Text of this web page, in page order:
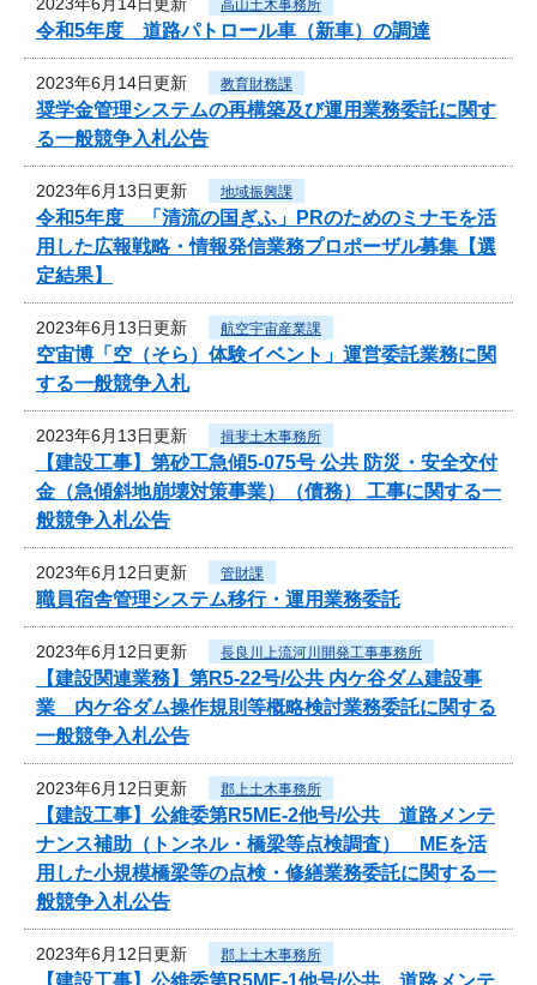
高山土木事務所
令和5年度 道路パトロール車（新車）の調達
2023年6月14日更新 教育財務課
奨学金管理システムの再構築及び運用業務委託に関す
る一般競争入札公告
2023年6月13日更新 地域振興課
令和5年度 「清流の国ぎふ」PRのためのミナモを活
用した広報戦略・情報発信業務プロポーザル募集【選
定結果】
2023年6月13日更新 航空宇宙産業課
空宙博「空（そら）体験イベント」運営委託業務に関
する一般競争入札
2023年6月13日更新 揖斐土木事務所
【建設工事】第砂工急傾5-075号 公共 防災・安全交付
金（急傾斜地崩壊対策事業）（債務） 工事に関する一
般競争入札公告
2023年6月12日更新 管財課
職員宿舎管理システム移行・運用業務委託
2023年6月12日更新 長良川上流河川開発工事事務所
【建設関連業務】第R5-22号/公共 内ケ谷ダム建設事
業 内ケ谷ダム操作規則等概略検討業務委託に関する
一般競争入札公告
2023年6月12日更新 郡上土木事務所
【建設工事】公維委第R5ME-2他号/公共 道路メンテ
ナンス補助（トンネル・橋梁等点検調査） MEを活
用した小規模橋梁等の点検・修繕業務委託に関する一
般競争入札公告
2023年6月12日更新 郡上土木事務所
【建設工事】公維委第R5ME-1他号/公共 道路メンテ